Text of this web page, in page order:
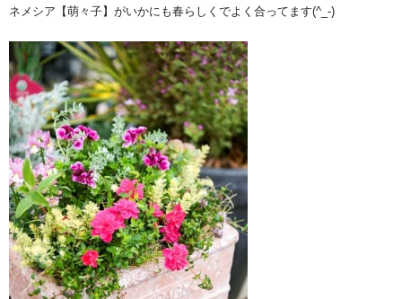
ネメシア【萌々子】がいかにも春らしくでよく合ってます(^_-)